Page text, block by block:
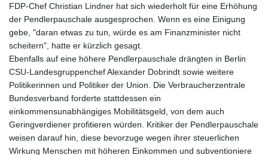
MZN 73.643798
NAD 18.828807
NGN 1572.383836
NIO 42.477873
NOK 10.994271
NPR 175.774208
NZD 1.965005
OMR 0.443012
PAB 1.154359
PEN 3.901993
PGK 5.100167
PHP 70.186213
FDP-Chef Christian Lindner hat sich wiederholt für eine Erhöhung
der Pendlerpauschale ausgesprochen. Wenn es eine Einigung
gebe, "daran etwas zu tun, würde es am Finanzminister nicht
scheitern", hatte er kürzlich gesagt.
Ebenfalls auf eine höhere Pendlerpauschale drängten in Berlin
CSU-Landesgruppenchef Alexander Dobrindt sowie weitere
Politikerinnen und Politiker der Union. Die Verbraucherzentrale
Bundesverband forderte stattdessen ein
einkommensunabhängiges Mobilitätsgeld, von dem auch
Geringverdiener profitieren würden. Kritiker der Pendlerpauschale
weisen darauf hin, diese bevorzuge wegen ihrer steuerlichen
Wirkung Menschen mit höheren Einkommen und subventioniere